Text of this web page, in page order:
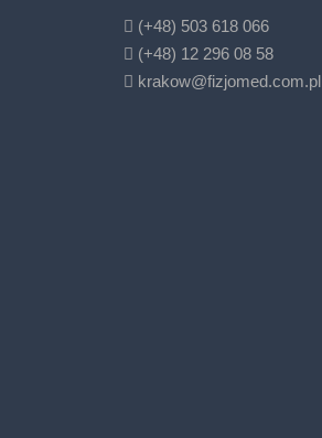
(+48) 503 618 066
(+48) 12 296 08 58
krakow@fizjomed.com.pl